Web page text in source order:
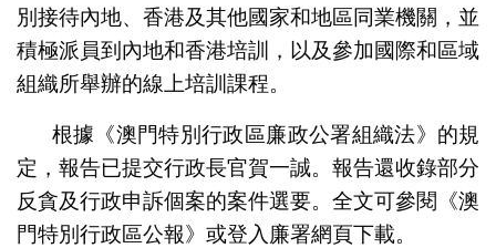
別接待內地、香港及其他國家和地區同業機關，並
積極派員到內地和香港培訓，以及參加國際和區域
組織所舉辦的線上培訓課程。
根據《澳門特別行政區廉政公署組織法》的規
定，報告已提交行政長官賀一誠。報告還收錄部分
反貪及行政申訴個案的案件選要。全文可參閱《澳
門特別行政區公報》或登入廉署網頁下載。